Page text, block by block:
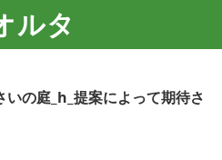
ルタ
の庭_h_提案によって期待さ